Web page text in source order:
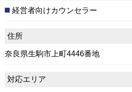
経営者向けカウンセラー
住所
奈良県生駒市上町4446番地
対応エリア